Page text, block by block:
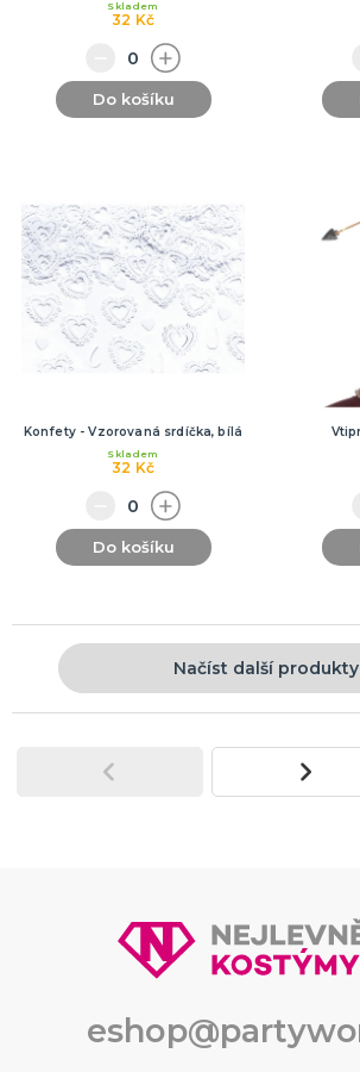
32 Kč
Skladem
Do košíku
Konfety - Vzorovaná srdíčka, bílá
32 Kč
Skladem
Do košíku
Načíst další produkty